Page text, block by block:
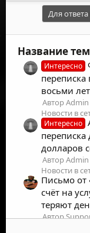
Для
Название
Интересно
переписка
восьми
Автор Admin
Новости в
Интересно
переписка
долларов
Автор Admin
Новости в
Письмо от
счёт на
теряют
Автор